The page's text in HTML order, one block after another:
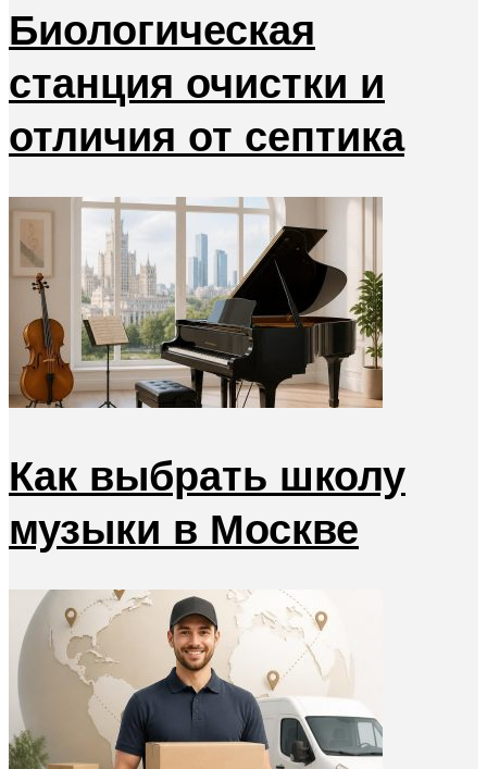
Биологическая
станция очистки и
отличия от септика
Как выбрать школу
музыки в Москве